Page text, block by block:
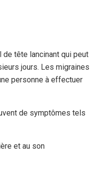
de tête lancinant qui peut
jours. Les migraines
personne à effectuer
de symptômes tels
et au son